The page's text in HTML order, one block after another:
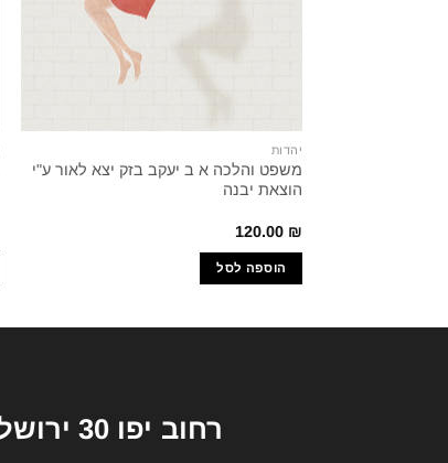
יהדות
משפט והלכה א ב יעקב בזק יצא לאור ע"י
הוצאת יבנה
120.00 ₪
הוספה לסל
רחוב יפו 30 ירושלים